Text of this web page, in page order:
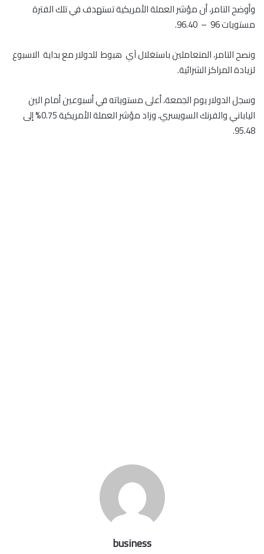
وأوضح التامر، أن مؤشر العملة الأمريكية تستهدف في تلك الفترة
مستويات 96 – 96.40.
ونصح التامر، المتعاملين باستغلال آي هبوط للدولار مع بداية الاسبوع
لزيادة المراكز الشرائية.
وسجل الدولار يوم الجمعة، أعلى مستوياته في أسبوعين أمام الين
الياباني والفرنك السويسري، وزاد مؤشر العملة الأمريكية 0.75% إلى
95.48.
business